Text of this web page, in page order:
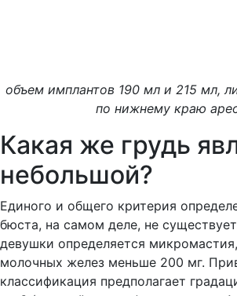
объем имплантов 190 мл и 215 мл,
по нижнему краю
Какая же грудь
небольшой?
Единого и общего критерия
бюста, на самом деле, не
девушки определяется
молочных желез меньше 200 мг.
классификация предполагает